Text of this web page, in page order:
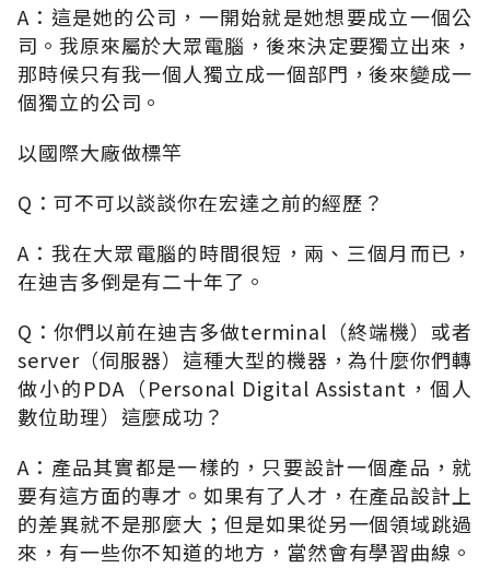
A：這是她的公司，一開始就是她想要成立一個公
司。我原來屬於大眾電腦，後來決定要獨立出來，
那時候只有我一個人獨立成一個部門，後來變成一
個獨立的公司。
以國際大廠做標竿
Q：可不可以談談你在宏達之前的經歷？
A：我在大眾電腦的時間很短，兩、三個月而已，
在迪吉多倒是有二十年了。
Q：你們以前在迪吉多做terminal（終端機）或者
server（伺服器）這種大型的機器，為什麼你們轉
做小的PDA（Personal Digital Assistant，個人
數位助理）這麼成功？
A：產品其實都是一樣的，只要設計一個產品，就
要有這方面的專才。如果有了人才，在產品設計上
的差異就不是那麼大；但是如果從另一個領域跳過
來，有一些你不知道的地方，當然會有學習曲線。